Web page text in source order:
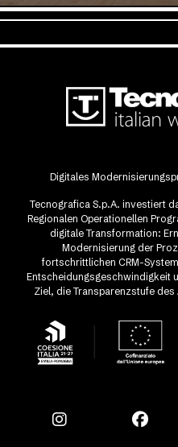
Digitales
Tecnografica S.p.A. investiert
Regionalen Operationellen
digitale Transformation:
Modernisierung der
fortschrittlichen CRM-
Entscheidungsgeschwindigkeit
Ziel, die Transparenzstufe